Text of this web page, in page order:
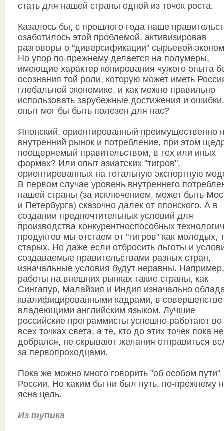
стать для нашей страны одной из точек роста.
Казалось бы, с прошлого года наше
озаботилось этой проблемой, активизировав
разговоры о "диверсификации" сырьевой
Но упор по-прежнему делается на полумеры,
имеющие характер копирования чужого опыта
осознания той роли, которую может иметь
глобальной экономике, и как можно правильно
использовать зарубежные достижения и
опыт мог бы быть полезен для нас?
Японский, ориентированный преимущественно
внутренний рынок и потребление, при этом
поощеряемый правительством, в тех или иных
формах? Или опыт азиатских "тигров",
ориентированных на тотальную экспортную
В первом случае уровень внутреннего
нашей страны (за исключением, может быть
и Петербурга) сказочно далек от японского. А в
создании предпочтительных условий для
производства конкурентноспособных
продуктов мы отстаем от "тигров" как молодых,
старых. Но даже если отбросить льготы и
создаваемые правительствами разных стран,
изначальные условия будут неравны.
работы на внешних рынках такие страны, как
Сингапур, Малайзия и Индия изначально
квалифицированными кадрами, в совершенстве
владеющими английским языком. Лучшие
российские программисты успешно работают во
всех точках света, а те, кто до этих точек пока не
добрался, не скрывают желания отправиться
за первопроходцами.
Пока же можно много говорить "об особом пути"
России. Но каким бы ни был путь, по-прежнему
ясна цель.
Из тупика